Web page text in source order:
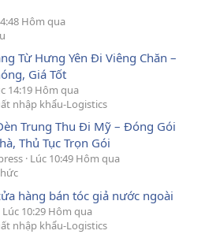
Hôm qua
Từ Hưng Yên Đi Viêng Chăn –
Giá Tốt
14:19 Hôm qua
nhập khẩu-Logistics
Trung Thu Đi Mỹ – Đóng Gói
Thủ Tục Trọn Gói
Lúc 10:49 Hôm qua
hàng bán tóc giả nước ngoài
Lúc 10:29 Hôm qua
nhập khẩu-Logistics